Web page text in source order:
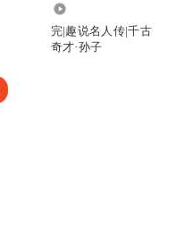
完|趣说名人传|千古
奇才·孙子